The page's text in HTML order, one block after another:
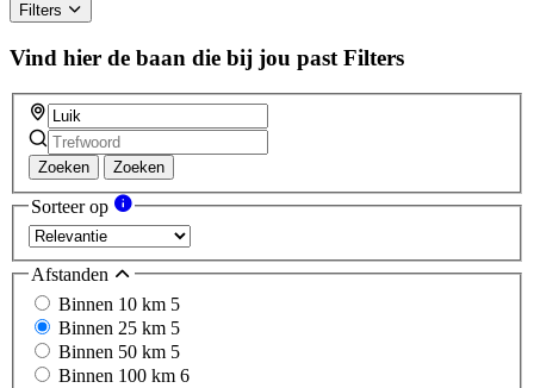
Filters
Vind hier de baan die bij jou past Filters
Zoeken Zoeken
Sorteer op
Afstanden
Binnen 10 km 5
Binnen 25 km 5
Binnen 50 km 5
Binnen 100 km 6